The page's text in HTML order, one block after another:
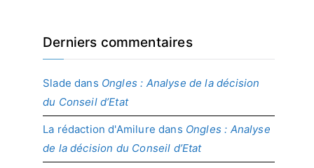
Derniers commentaires
Slade dans Ongles : Analyse de la décision
du Conseil d’Etat
La rédaction d'Amilure dans Ongles : Analyse
de la décision du Conseil d’Etat